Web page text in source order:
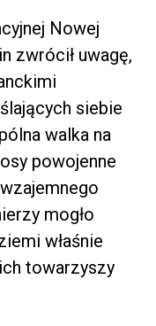
Nowej
zwrócił uwagę,
siebie
walka na
powojenne
mogło
właśnie
towarzyszy